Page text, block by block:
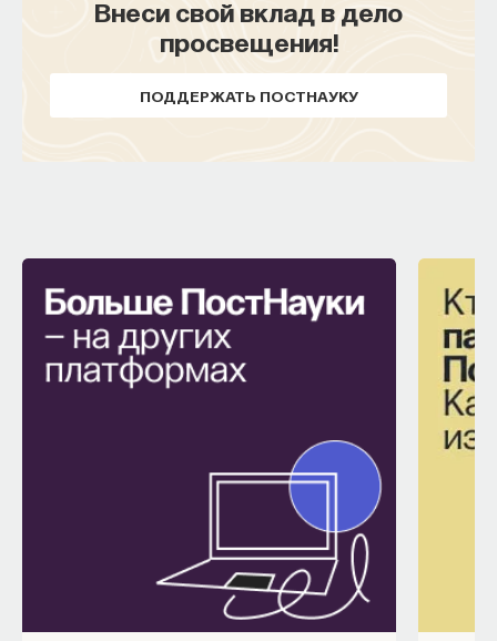
Внеси свой вклад в дело
просвещения!
ПОДДЕРЖАТЬ ПОСТНАУКУ